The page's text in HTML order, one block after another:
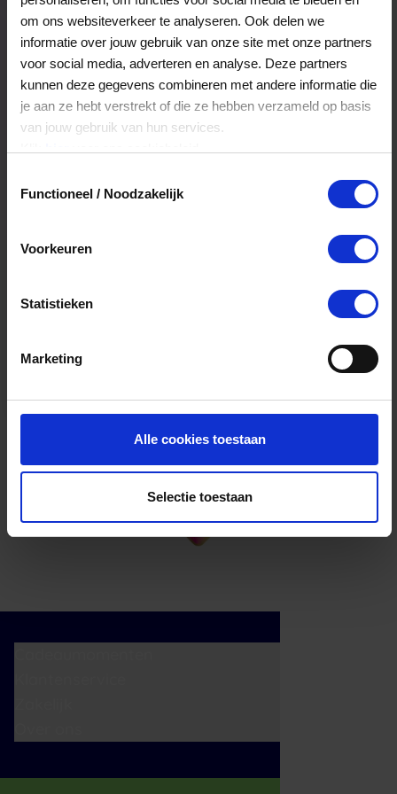
om ons websiteverkeer te analyseren. Ook delen we
informatie over jouw gebruik van onze site met onze partners
voor social media, adverteren en analyse. Deze partners
kunnen deze gegevens combineren met andere informatie die
je aan ze hebt verstrekt of die ze hebben verzameld op basis
van jouw gebruik van hun services.
Functioneel / Noodzakelijk
Voorkeuren
Statistieken
Marketing
Alle cookies toestaan
Selectie toestaan
Veelgestelde Vragen
Kan ik het saldo in delen besteden?
Ja, je mag het saldo van je VVV
cadeaukaart in delen uitgeven.
Hoelang blijft mijn saldo geldig?
is minimaal drie jaar geldig.
Kan ik het saldo in delen besteden?
Ja, je mag het saldo van je VVV
cadeaukaart in delen uitgeven.